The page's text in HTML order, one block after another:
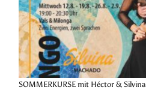
SOMMERKURSE mit Héctor & Silvina